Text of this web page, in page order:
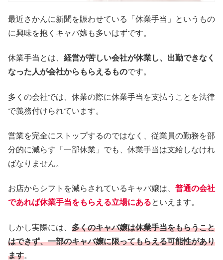
最近さかんに新聞を賑わせている「休業手当」というもの
に興味を抱くキャバ嬢も多いはずです。
休業手当とは、 経営が苦しい会社が休業し、出勤できなく
なった人が会社からもらえるものです。
多くの会社では、休業の際に休業手当を支払うことを法律
で義務付けられています。
営業を完全にストップするのではなく、従業員の勤務を部
分的に減らす「一部休業」でも、休業手当は支給しなけれ
ばなりません。
お店からシフトを減らされているキャバ嬢は、 普通の会社
であれば休業手当をもらえる立場にあるといえます。
しかし実際には、 多くのキャバ嬢は休業手当をもらうこと
はできず、一部のキャバ嬢に限ってもらえる可能性があり
ます。